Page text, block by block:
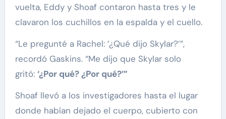
vuelta, Eddy y Shoaf contaron hasta tres y le
clavaron los cuchillos en la espalda y el cuello.
“Le pregunté a Rachel: ‘¿Qué dijo Skylar?’”,
recordó Gaskins. “Me dijo que Skylar solo
gritó: ‘¿Por qué? ¿Por qué?’”
Shoaf llevó a los investigadores hasta el lugar
donde habían dejado el cuerpo, cubierto con